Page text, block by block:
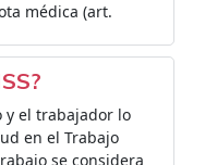
médica (art.
y el trabajador lo
en el Trabajo
se considera